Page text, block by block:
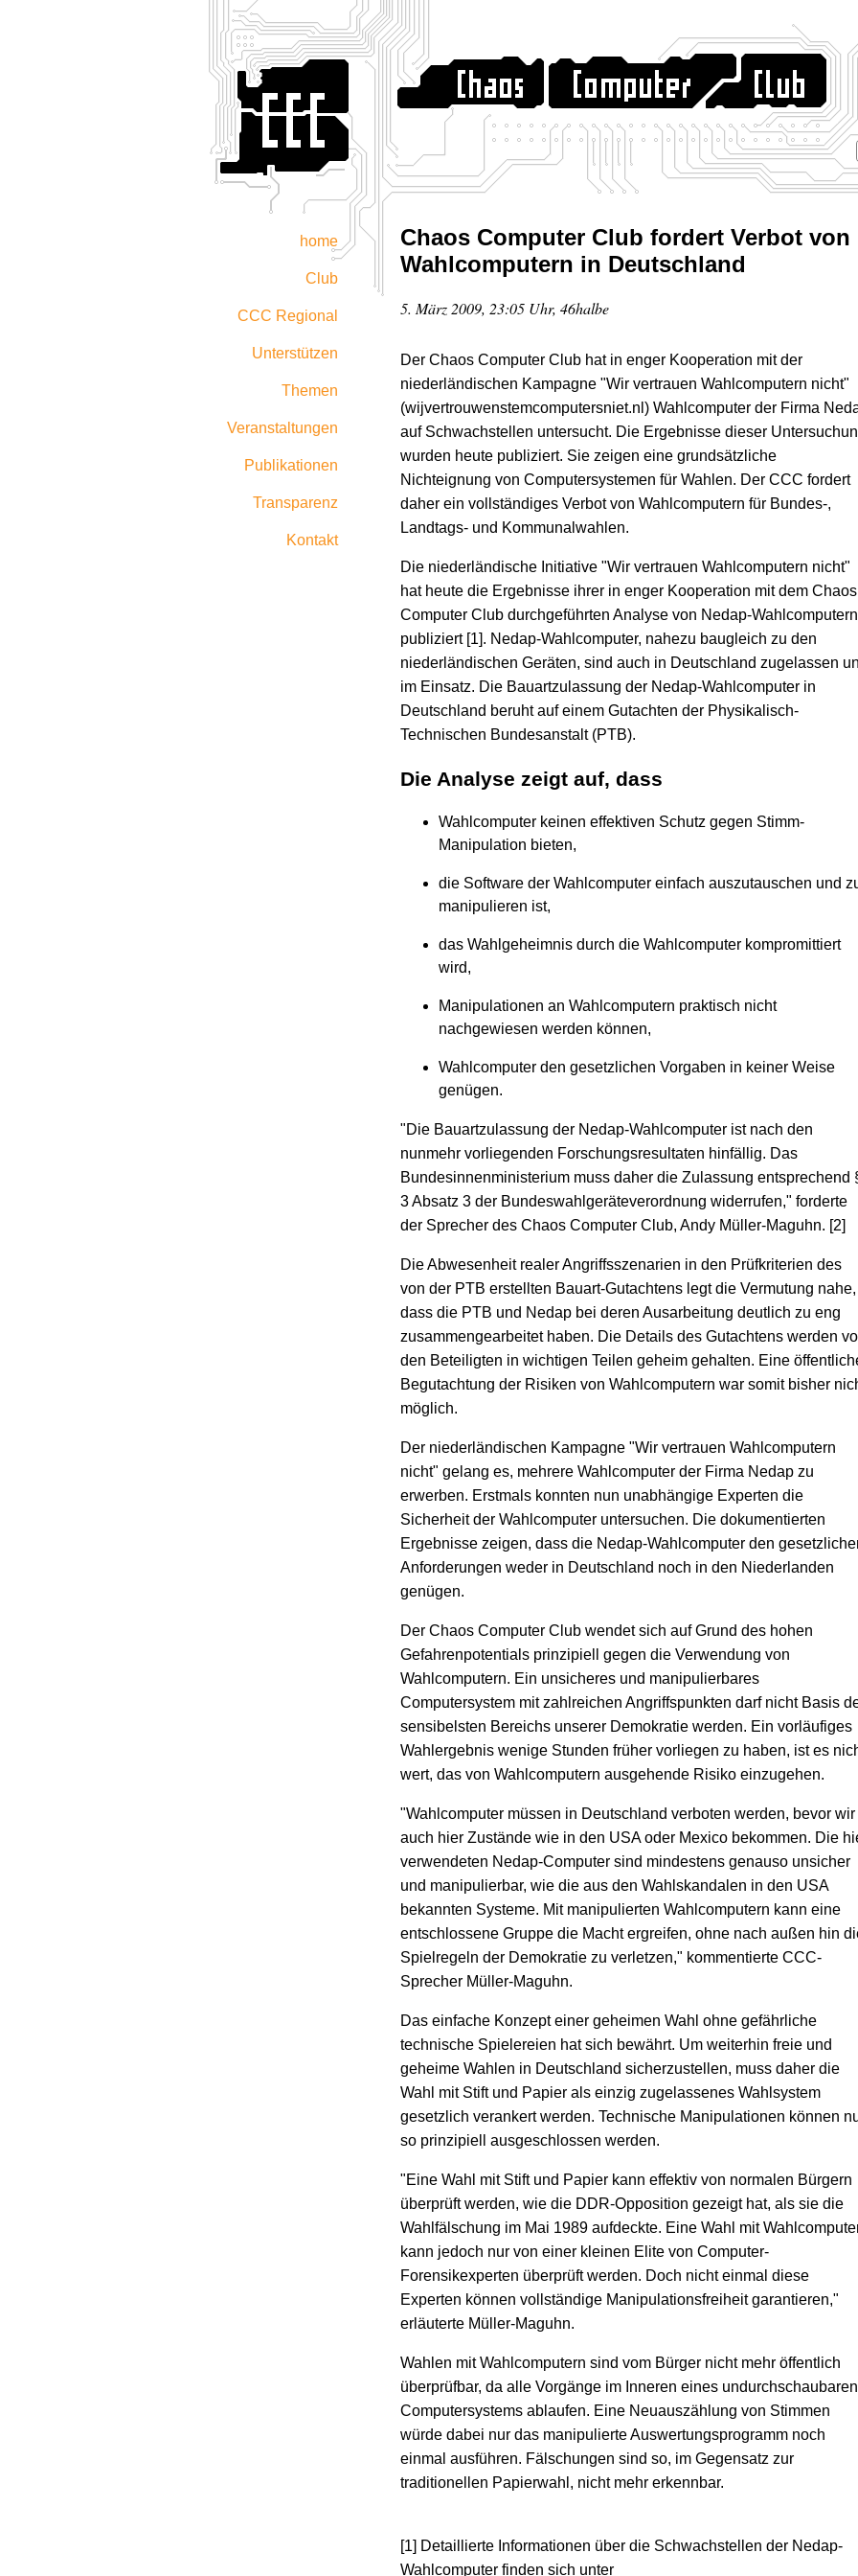
home
Club
CCC Regional
Unterstützen
Themen
Veranstaltungen
Publikationen
Transparenz
Kontakt
Chaos Computer Club fordert Verbot von
Wahlcomputern in Deutschland
5. März 2009, 23:05 Uhr, 46halbe
Der Chaos Computer Club hat in enger Kooperation mit der
niederländischen Kampagne "Wir vertrauen Wahlcomputern nicht"
(wijvertrouwenstemcomputersniet.nl) Wahlcomputer der Firma
auf Schwachstellen untersucht. Die Ergebnisse dieser
wurden heute publiziert. Sie zeigen eine grundsätzliche
Nichteignung von Computersystemen für Wahlen. Der CCC fordert
daher ein vollständiges Verbot von Wahlcomputern für Bundes-,
Landtags- und Kommunalwahlen.
Die niederländische Initiative "Wir vertrauen Wahlcomputern nicht"
hat heute die Ergebnisse ihrer in enger Kooperation mit dem Chaos
Computer Club durchgeführten Analyse von Nedap-Wahlcomputern
publiziert [1]. Nedap-Wahlcomputer, nahezu baugleich zu den
niederländischen Geräten, sind auch in Deutschland zugelassen
im Einsatz. Die Bauartzulassung der Nedap-Wahlcomputer in
Deutschland beruht auf einem Gutachten der Physikalisch-
Technischen Bundesanstalt (PTB).
Die Analyse zeigt auf, dass
Wahlcomputer keinen effektiven Schutz gegen Stimm-
Manipulation bieten,
die Software der Wahlcomputer einfach auszutauschen und
manipulieren ist,
das Wahlgeheimnis durch die Wahlcomputer kompromittiert
wird,
Manipulationen an Wahlcomputern praktisch nicht
nachgewiesen werden können,
Wahlcomputer den gesetzlichen Vorgaben in keiner Weise
genügen.
"Die Bauartzulassung der Nedap-Wahlcomputer ist nach den
nunmehr vorliegenden Forschungsresultaten hinfällig. Das
Bundesinnenministerium muss daher die Zulassung entsprechend
3 Absatz 3 der Bundeswahlgeräteverordnung widerrufen," forderte
der Sprecher des Chaos Computer Club, Andy Müller-Maguhn. [2]
Die Abwesenheit realer Angriffsszenarien in den Prüfkriterien des
von der PTB erstellten Bauart-Gutachtens legt die Vermutung nahe,
dass die PTB und Nedap bei deren Ausarbeitung deutlich zu eng
zusammengearbeitet haben. Die Details des Gutachtens werden
den Beteiligten in wichtigen Teilen geheim gehalten. Eine
Begutachtung der Risiken von Wahlcomputern war somit bisher
möglich.
Der niederländischen Kampagne "Wir vertrauen Wahlcomputern
nicht" gelang es, mehrere Wahlcomputer der Firma Nedap zu
erwerben. Erstmals konnten nun unabhängige Experten die
Sicherheit der Wahlcomputer untersuchen. Die dokumentierten
Ergebnisse zeigen, dass die Nedap-Wahlcomputer den
Anforderungen weder in Deutschland noch in den Niederlanden
genügen.
Der Chaos Computer Club wendet sich auf Grund des hohen
Gefahrenpotentials prinzipiell gegen die Verwendung von
Wahlcomputern. Ein unsicheres und manipulierbares
Computersystem mit zahlreichen Angriffspunkten darf nicht Basis
sensibelsten Bereichs unserer Demokratie werden. Ein vorläufiges
Wahlergebnis wenige Stunden früher vorliegen zu haben, ist es
wert, das von Wahlcomputern ausgehende Risiko einzugehen.
"Wahlcomputer müssen in Deutschland verboten werden, bevor wir
auch hier Zustände wie in den USA oder Mexico bekommen. Die
verwendeten Nedap-Computer sind mindestens genauso unsicher
und manipulierbar, wie die aus den Wahlskandalen in den USA
bekannten Systeme. Mit manipulierten Wahlcomputern kann eine
entschlossene Gruppe die Macht ergreifen, ohne nach außen hin
Spielregeln der Demokratie zu verletzen," kommentierte CCC-
Sprecher Müller-Maguhn.
Das einfache Konzept einer geheimen Wahl ohne gefährliche
technische Spielereien hat sich bewährt. Um weiterhin freie und
geheime Wahlen in Deutschland sicherzustellen, muss daher die
Wahl mit Stift und Papier als einzig zugelassenes Wahlsystem
gesetzlich verankert werden. Technische Manipulationen können
so prinzipiell ausgeschlossen werden.
"Eine Wahl mit Stift und Papier kann effektiv von normalen Bürgern
überprüft werden, wie die DDR-Opposition gezeigt hat, als sie die
Wahlfälschung im Mai 1989 aufdeckte. Eine Wahl mit
kann jedoch nur von einer kleinen Elite von Computer-
Forensikexperten überprüft werden. Doch nicht einmal diese
Experten können vollständige Manipulationsfreiheit garantieren,"
erläuterte Müller-Maguhn.
Wahlen mit Wahlcomputern sind vom Bürger nicht mehr öffentlich
überprüfbar, da alle Vorgänge im Inneren eines undurchschaubaren
Computersystems ablaufen. Eine Neuauszählung von Stimmen
würde dabei nur das manipulierte Auswertungsprogramm noch
einmal ausführen. Fälschungen sind so, im Gegensatz zur
traditionellen Papierwahl, nicht mehr erkennbar.
[1] Detaillierte Informationen über die Schwachstellen der Nedap-
Wahlcomputer finden sich unter